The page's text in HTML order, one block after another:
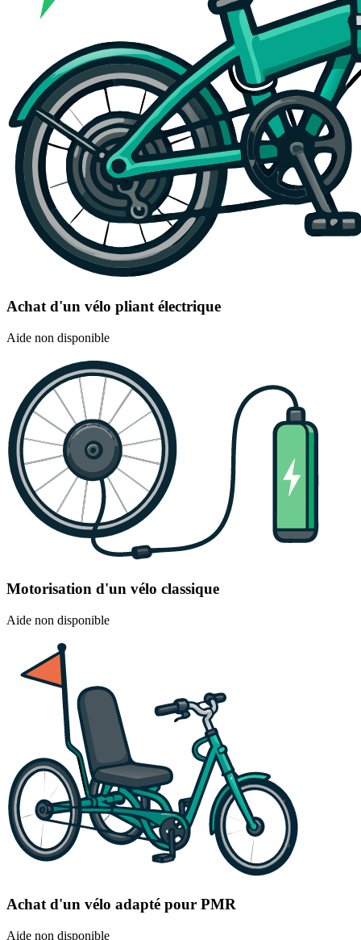
Achat d'un vélo pliant électrique
Aide non disponible
Motorisation d'un vélo classique
Aide non disponible
Achat d'un vélo adapté pour PMR
Aide non disponible